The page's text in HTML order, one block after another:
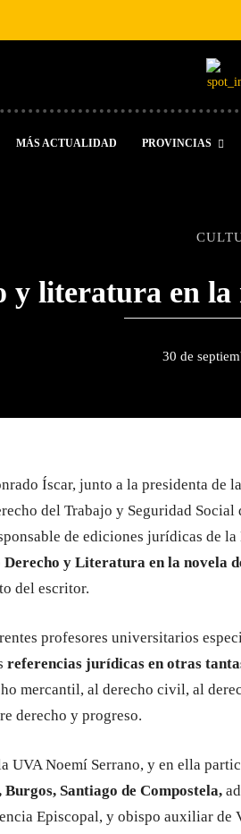
MÁS ACTUALIDAD PROVINCIAS
y literatura en la
30 de
Íscar, junto a la presidenta de
del Trabajo y Seguridad Social
de ediciones jurídicas de
Derecho y Literatura en la novela
del escritor.
profesores universitarios
referencias jurídicas en otras
mercantil, al derecho civil, al
derecho y progreso.
UVA Noemí Serrano, y en ella
Santiago de Compostela,
Episcopal, y obispo auxiliar de